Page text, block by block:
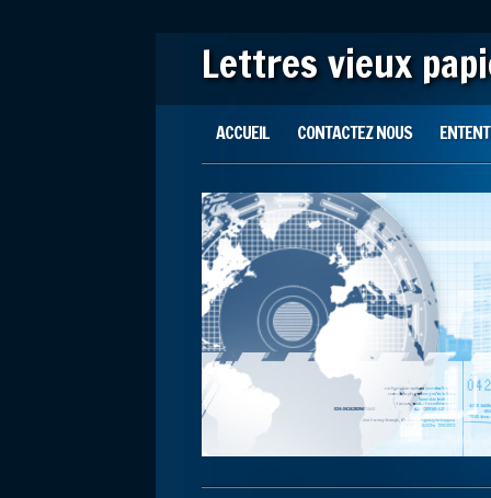
Lettres vieux
Main menu
ACCUEIL CONTACTEZ NOUS